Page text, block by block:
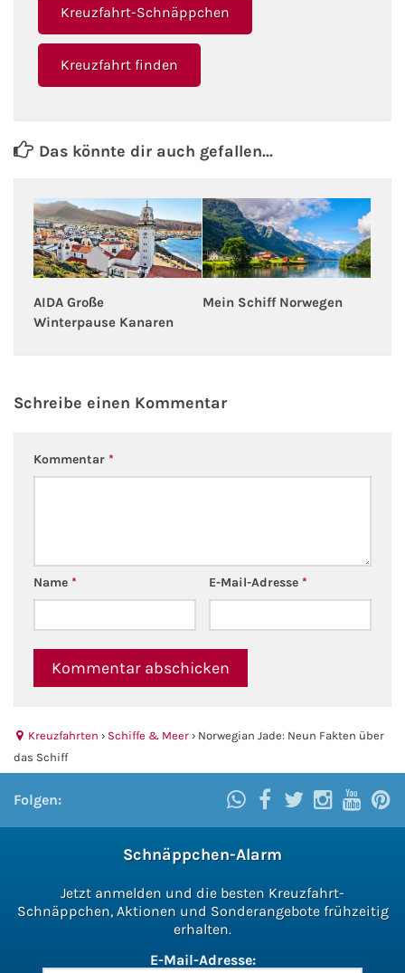
Kreuzfahrt-Schnäppchen
Kreuzfahrt finden
Das könnte dir auch gefallen...
AIDA Große
Winterpause Kanaren
Mein Schiff Norwegen
Schreibe einen Kommentar
Kommentar *
Name * E-Mail-Adresse *
Kreuzfahrten › Schiffe & Meer › Norwegian Jade: Neun Fakten über
das Schiff
Folgen:
Schnäppchen-Alarm
Jetzt anmelden und die besten Kreuzfahrt-
Schnäppchen, Aktionen und Sonderangebote frühzeitig
erhalten.
E-Mail-Adresse: